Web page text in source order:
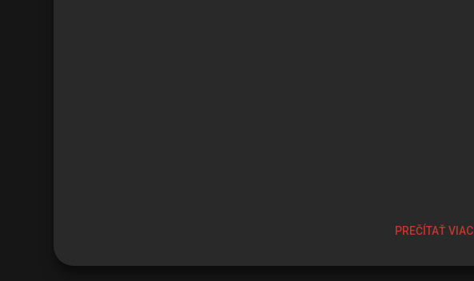
PREČÍTAŤ VIAC